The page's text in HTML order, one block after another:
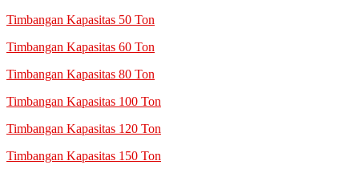
Timbangan Kapasitas 50 Ton
Timbangan Kapasitas 60 Ton
Timbangan Kapasitas 80 Ton
Timbangan Kapasitas 100 Ton
Timbangan Kapasitas 120 Ton
Timbangan Kapasitas 150 Ton